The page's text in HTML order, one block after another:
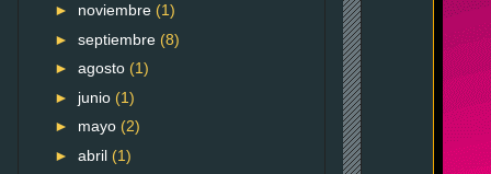
► noviembre (1)
► septiembre (8)
► agosto (1)
► junio (1)
► mayo (2)
► abril (1)